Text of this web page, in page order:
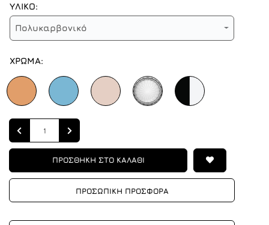
ΥΛΙΚΟ:
Πολυκαρβονικό
ΧΡΩΜΑ:
Quantity
ΠΡΟΣΘΗΚΗ ΣΤΟ ΚΑΛΑΘΙ
ΠΡΟΣΩΠΙΚΗ ΠΡΟΣΦΟΡΑ